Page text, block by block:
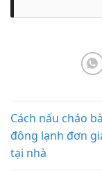
Cách nấu cháo
đông lạnh đơn
tại nhà